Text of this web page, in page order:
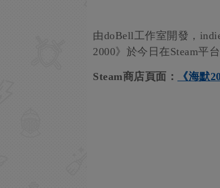
由doBell工作室開發，
2000》於今日在Steam平
Steam商店頁面： 《海默